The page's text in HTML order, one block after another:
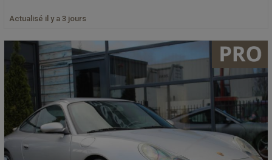
Actualisé il y a 3 jours